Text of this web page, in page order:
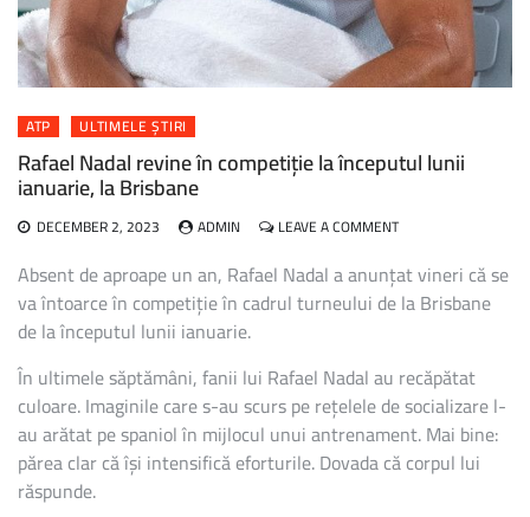
ATP ULTIMELE ȘTIRI
Rafael Nadal revine în competiție la începutul lunii
ianuarie, la Brisbane
DECEMBER 2, 2023 ADMIN LEAVE A COMMENTON
NADAL
REVINE
ÎN
ÎNCEPUTUL
IANUARIE,
LA
BRISBANE
Absent de aproape un an, Rafael Nadal a anunțat vineri că se
va întoarce în competiție în cadrul turneului de la Brisbane
de la începutul lunii ianuarie.
În ultimele săptămâni, fanii lui Rafael Nadal au recăpătat
culoare. Imaginile care s-au scurs pe rețelele de socializare l-
au arătat pe spaniol în mijlocul unui antrenament. Mai bine:
părea clar că își intensifică eforturile. Dovada că corpul lui
răspunde.